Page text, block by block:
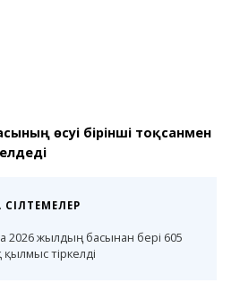
өсуі бірінші тоқсанмен
2026 жылдың басынан бері 605
тіркелді